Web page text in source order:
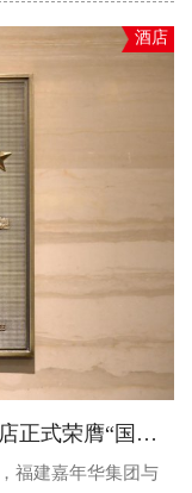
酒店
五星闪耀京南丨北京厦航嘉年华酒店正式荣膺“国家五星级旅游饭店”称号
福建嘉年华集团与